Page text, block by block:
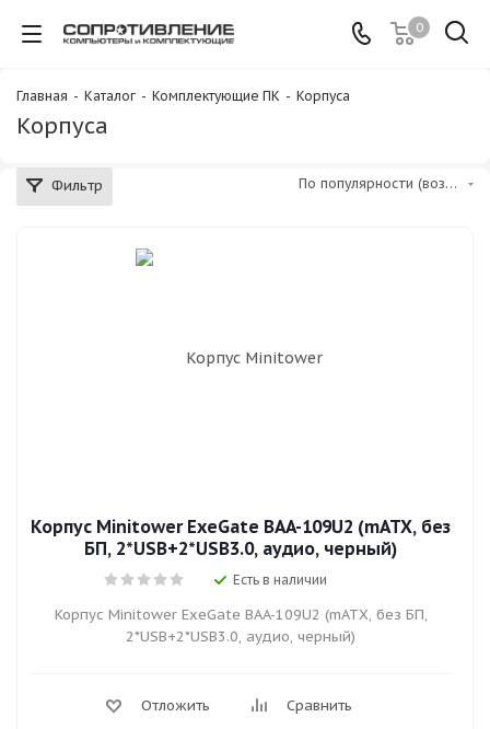
0
Главная - Каталог - Комплектующие ПК - Корпуса
Корпуса
Фильтр По популярности (возрастание)
Корпус Minitower ExeGate BAA-109U2 (mATX, без
БП, 2*USB+2*USB3.0, аудио, черный)
Есть в наличии
Корпус Minitower ExeGate BAA-109U2 (mATX, без БП,
2*USB+2*USB3.0, аудио, черный)
Отложить Сравнить